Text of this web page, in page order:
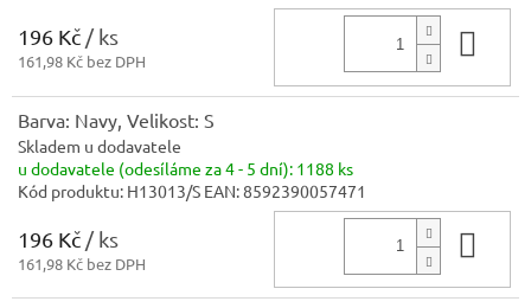
196 Kč / ks
161,98 Kč bez DPH
Barva: Navy, Velikost: S
Skladem u dodavatele
u dodavatele (odesíláme za 4 - 5 dní): 1188 ks
Kód produktu: H13013/S EAN:8592390057471
196 Kč / ks
161,98 Kč bez DPH